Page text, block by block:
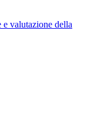
e valutazione della